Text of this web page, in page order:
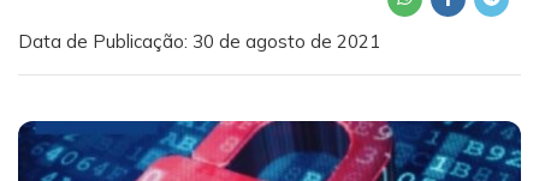
Data de Publicação: 30 de agosto de 2021